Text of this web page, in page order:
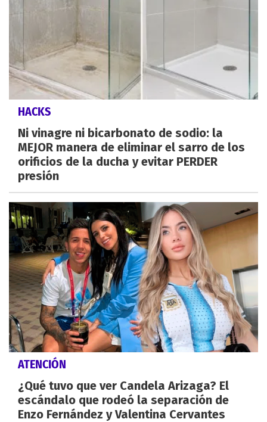
HACKS
Ni vinagre ni bicarbonato de sodio: la
MEJOR manera de eliminar el sarro de los
orificios de la ducha y evitar PERDER
presión
ATENCIÓN
¿Qué tuvo que ver Candela Arizaga? El
escándalo que rodeó la separación de
Enzo Fernández y Valentina Cervantes